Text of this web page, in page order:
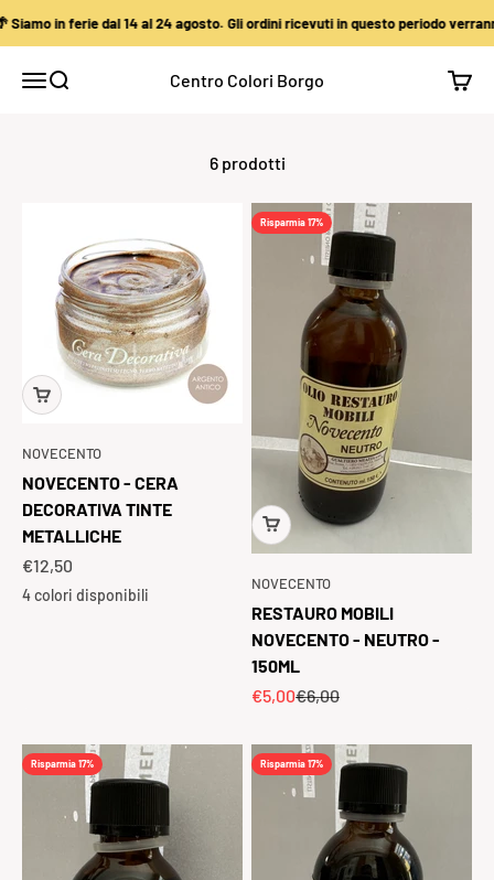
Vai al contenuto
in ferie dal 14 al 24 agosto. Gli ordini ricevuti in questo periodo
Apri il menu di navigazione
Mostra il menu di ricercaCentro Colori Borgo
6 prodotti
NOVECENTO
NOVECENTO - CERA
DECORATIVA TINTE
METALLICHE
Prezzo scontato
€12,50
4 colori disponibili
Risparmia 17%
NOVECENTO
RESTAURO MOBILI
NOVECENTO - NEUTRO -
150ML
Prezzo scontato
€5,00Prezzo
€6,00
Risparmia 17% Risparmia 17%